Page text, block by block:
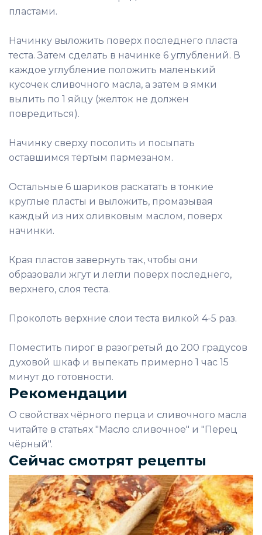
пластами.
Начинку выложить поверх последнего пласта
теста. Затем сделать в начинке 6 углублений. В
каждое углубление положить маленький
кусочек сливочного масла, а затем в ямки
вылить по 1 яйцу (желток не должен
повредиться).
Начинку сверху посолить и посыпать
оставшимся тёртым пармезаном.
Остальные 6 шариков раскатать в тонкие
круглые пласты и выложить, промазывая
каждый из них оливковым маслом, поверх
начинки.
Края пластов завернуть так, чтобы они
образовали жгут и легли поверх последнего,
верхнего, слоя теста.
Проколоть верхние слои теста вилкой 4-5 раз.
Поместить пирог в разогретый до 200 градусов
духовой шкаф и выпекать примерно 1 час 15
минут до готовности.
Рекомендации
О свойствах чёрного перца и сливочного масла
читайте в статьях "Масло сливочное" и "Перец
чёрный".
Сейчас смотрят рецепты